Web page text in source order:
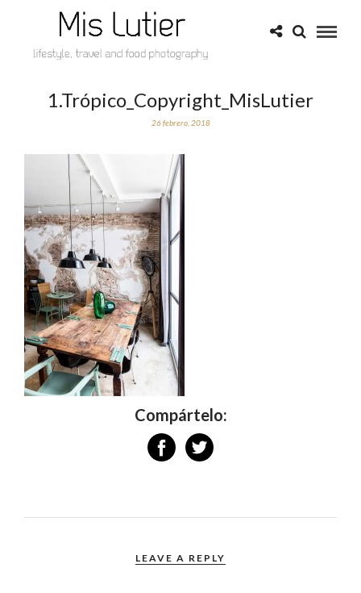
1.Trópico_Copyright_MisLutier
26 febrero, 2018
Compártelo:
LEAVE A REPLY